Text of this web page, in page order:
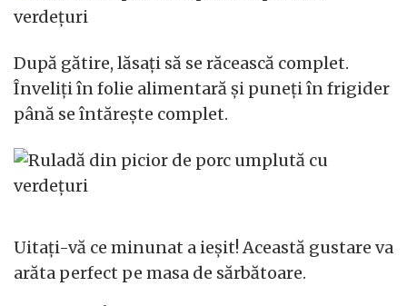
După gătire, lăsați să se răcească complet.
Înveliți în folie alimentară și puneți în frigider
până se întărește complet.
Uitați-vă ce minunat a ieșit! Această gustare va
arăta perfect pe masa de sărbătoare.